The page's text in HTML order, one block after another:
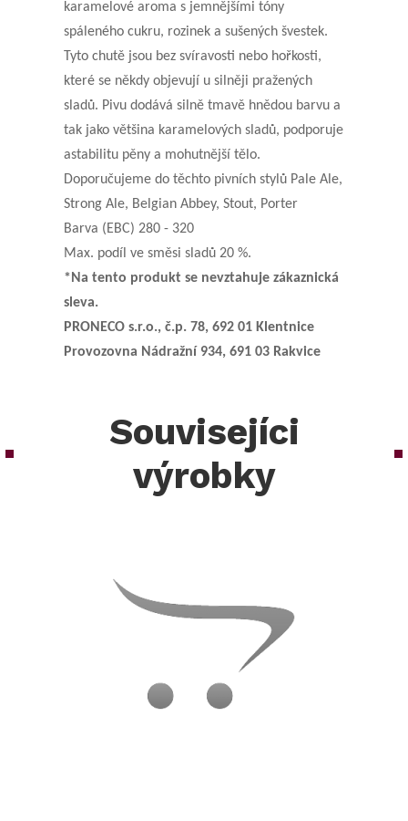
karamelové aroma s jemnějšími tóny
spáleného cukru, rozinek a sušených švestek.
Tyto chutě jsou bez svíravosti nebo hořkosti,
které se někdy objevují u silněji pražených
sladů. Pivu dodává silně tmavě hnědou barvu a
tak jako většina karamelových sladů, podporuje
astabilitu pěny a mohutnější tělo.
Doporučujeme do těchto pivních stylů Pale Ale,
Strong Ale, Belgian Abbey, Stout, Porter
Barva (EBC) 280 - 320
Max. podíl ve směsi sladů 20 %.
*Na tento produkt se nevztahuje zákaznická
sleva.
PRONECO s.r.o., č.p. 78, 692 01 Klentnice
Provozovna Nádražní 934, 691 03 Rakvice
Souvisejíci
výrobky